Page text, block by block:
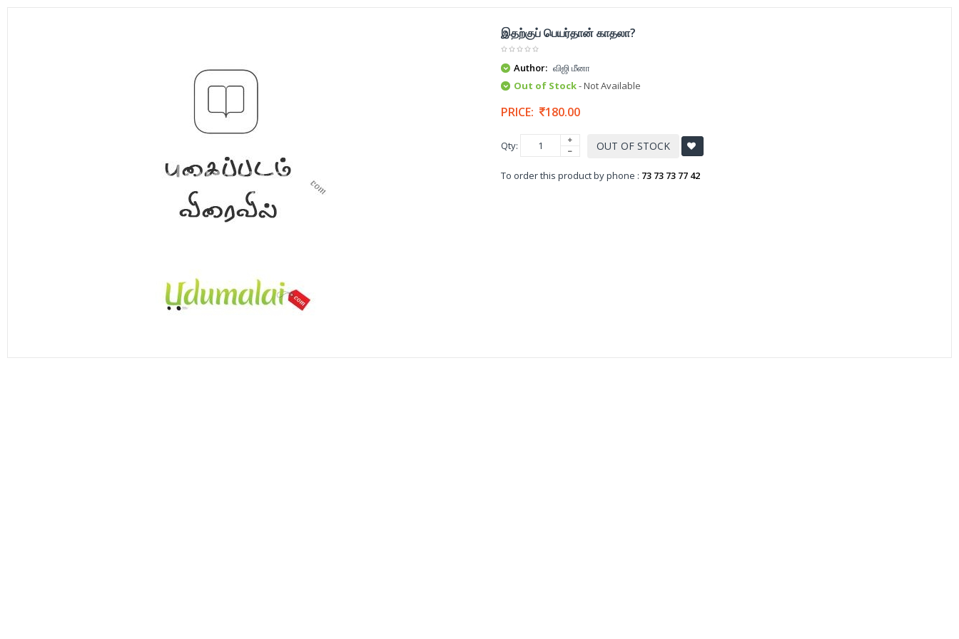
இதற்குப் பெயர்தான் காதலா?
Author: விஜி மீனா
Out of Stock- Not Available
PRICE: 180.00
Qty: OUT OF STOCK
To order this product by phone : 73 73 73 77 42